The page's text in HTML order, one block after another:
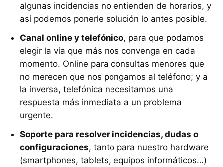
algunas incidencias no entienden de horarios, y
así podemos ponerle solución lo antes posible.
Canal online y telefónico, para que podamos
elegir la vía que más nos convenga en cada
momento. Online para consultas menores que
no merecen que nos pongamos al teléfono; y a
la inversa, telefónica necesitamos una
respuesta más inmediata a un problema
urgente.
Soporte para resolver incidencias, dudas o
configuraciones, tanto para nuestro hardware
(smartphones, tablets, equipos informáticos…)